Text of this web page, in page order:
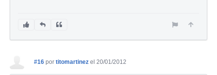
#16 por titomartinez el 20/01/2012